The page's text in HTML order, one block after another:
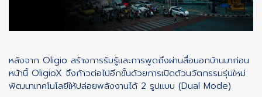
หลังจาก Oligio สร้างการรับรู้และการพูดถึงผ่านสื่อนอกบ้านมาก่อน
หน้านี้ OligioX จึงก้าวต่อไปอีกขั้นด้วยการเปิดตัวนวัตกรรมรุ่นใหม่
พัฒนาเทคโนโลยีให้ปล่อยพลังงานได้ 2 รูปแบบ (Dual Mode)